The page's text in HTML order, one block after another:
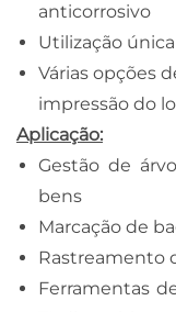
anticorrosivo
Utilização única
Várias opções
impressão do
Aplicação:
Gestão de
bens
Marcação de
Rastreamento
Ferramentas